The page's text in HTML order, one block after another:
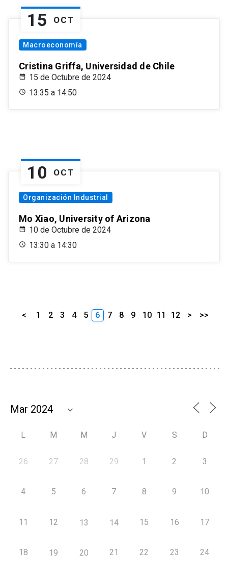
15 OCT
Macroeconomía
Cristina Griffa, Universidad de Chile
15 de Octubre de 2024
13:35 a 14:50
10 OCT
Organización Industrial
Mo Xiao, University of Arizona
10 de Octubre de 2024
13:30 a 14:30
< 1 2 3 4 5 6 7 8 9 10 11 12 > >>
L M M J V S D
26 27 28 29 1 2 3
4 5 6 7 8 9 10
11 12 13 14 15 16 17
18 19 20 21 22 23 24